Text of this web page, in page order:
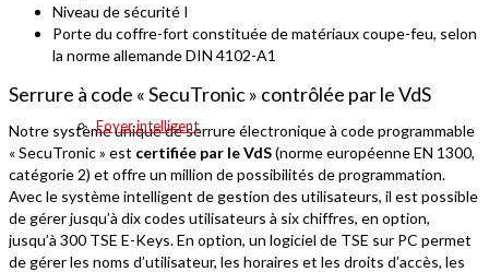
Foyer intelligent
Niveau de sécurité I
Porte du coffre-fort constituée de matériaux coupe-feu, selon
la norme allemande DIN 4102-A1
Serrure à code « SecuTronic » contrôlée par le VdS
Notre système unique de serrure électronique à code programmable
« SecuTronic » est certifiée par le VdS(norme européenne EN 1300,
catégorie 2) et offre un million de possibilités de programmation.
Avec le système intelligent de gestion des utilisateurs, il est possible
de gérer jusqu’à dix codes utilisateurs à six chiffres, en option,
jusqu’à 300 TSE E-Keys. En option, un logiciel de TSE sur PC permet
de gérer les noms d’utilisateur, les horaires et les droits d’accès, les